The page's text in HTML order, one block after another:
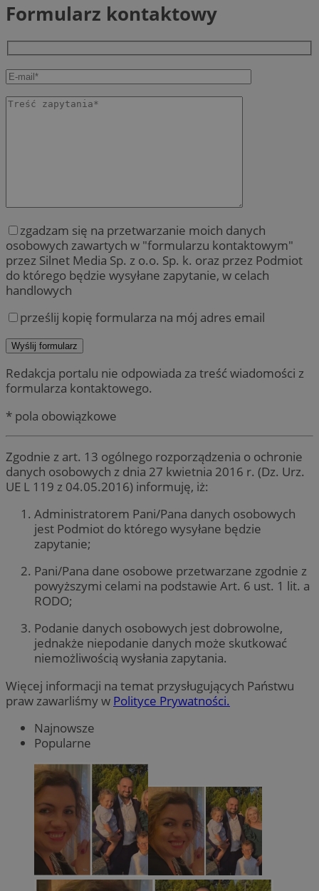
Formularz kontaktowy
zgadzam się na przetwarzanie moich danych
osobowych zawartych w "formularzu kontaktowym"
przez Silnet Media Sp. z o.o. Sp. k. oraz przez Podmiot
do którego będzie wysyłane zapytanie, w celach
handlowych
prześlij kopię formularza na mój adres email
Redakcja portalu nie odpowiada za treść wiadomości z
formularza kontaktowego.
* pola obowiązkowe
Zgodnie z art. 13 ogólnego rozporządzenia o ochronie
danych osobowych z dnia 27 kwietnia 2016 r. (Dz. Urz.
UE L 119 z 04.05.2016) informuję, iż:
Administratorem Pani/Pana danych osobowych
jest Podmiot do którego wysyłane będzie
zapytanie;
Pani/Pana dane osobowe przetwarzane zgodnie z
powyższymi celami na podstawie Art. 6 ust. 1 lit. a
RODO;
Podanie danych osobowych jest dobrowolne,
jednakże niepodanie danych może skutkować
niemożliwością wysłania zapytania.
Więcej informacji na temat przysługujących Państwu
praw zawarliśmy w Polityce Prywatności.
Najnowsze
Popularne